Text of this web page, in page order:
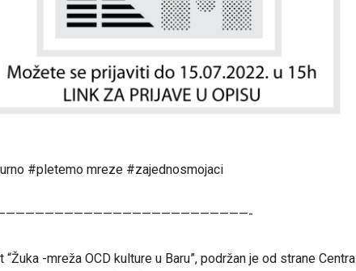
#pletemo mreze #zajednosmojaci
“Žuka -mreža OCD kulture u Baru”, podržan je od strane Centra